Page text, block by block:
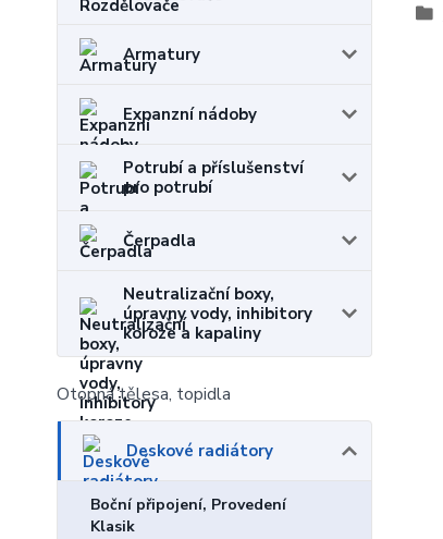
Armatury
Expanzní nádoby
Potrubí a příslušenství
pro potrubí
Čerpadla
Neutralizační boxy,
úpravny vody, inhibitory
koroze a kapaliny
Otopná tělesa, topidla
Deskové radiátory
Boční připojení, Provedení
Klasik